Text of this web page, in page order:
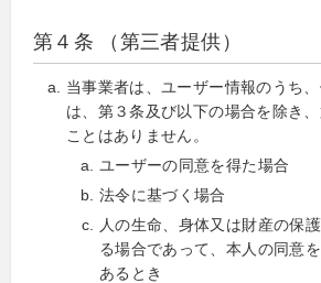
第４条 （第三者提供）
当事業者は、ユーザー情報のうち
は、第３条及び以下の場合を除き
ことはありません。
ユーザーの同意を得た場合
法令に基づく場合
人の生命、身体又は財産の保
る場合であって、本人の同意
あるとき